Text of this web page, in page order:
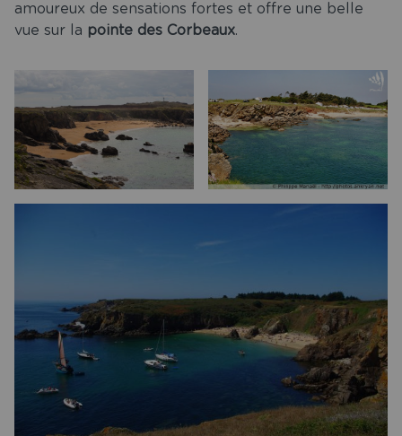
amoureux de sensations fortes et offre une belle
vue sur la pointe des Corbeaux.